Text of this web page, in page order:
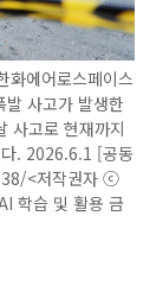
에어로스페이스
사고가 발생한
사고로 현재까지
. 2026.6.1 [공동
<저작권자 ⓒ
학습 및 활용 금